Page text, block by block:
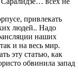
привлекать
людей.. Надо
наших
и на весь мир.
эту статью, как
обвинила запад